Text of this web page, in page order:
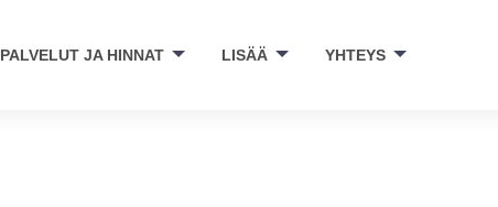
PALVELUT JA HINNAT LISÄÄ YHTEYS